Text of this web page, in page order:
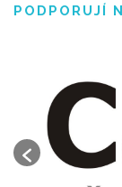
PODPORUJÍ